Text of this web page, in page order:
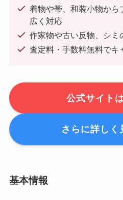
着物や帯、和装小物から
広く対応
作家物や古い反物、シミ
査定料・手数料無料でキ
公式サイト
さらに詳しく
基本情報